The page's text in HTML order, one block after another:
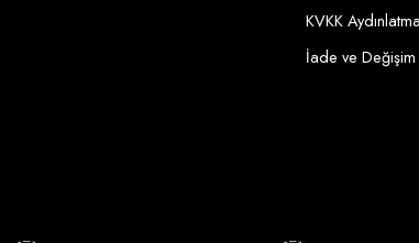
KVKK
İade ve Değişim